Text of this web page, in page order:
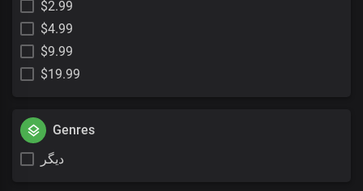
$2.99
$4.99
$9.99
$19.99
Genres
دیگر